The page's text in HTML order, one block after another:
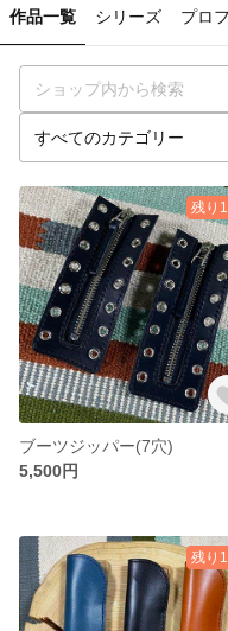
作品一覧 シリーズ プロ
残り
ブーツジッパー(7穴)
5,500円
残り